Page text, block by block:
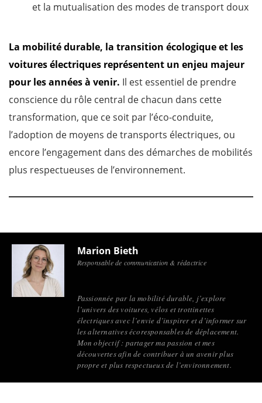
et la mutualisation des modes de transport doux
La mobilité durable, la transition écologique et les
voitures électriques représentent un enjeu majeur
pour les années à venir. Il est essentiel de prendre
conscience du rôle central de chacun dans cette
transformation, que ce soit par l’éco-conduite,
l’adoption de moyens de transports électriques, ou
encore l’engagement dans des démarches de mobilités
plus respectueuses de l’environnement.
Marion Bieth
Responsable de communication & rédactrice
Passionnée par la mobilité durable, j’explore
l’univers des voitures, vélos et trottinettes
électriques avec l’envie d’inspirer et d’informer sur
les alternatives écoresponsables de déplacement.
Mon objectif : partager ma passion et mes
découvertes afin de contribuer à un avenir plus
propre et plus respectueux de l’environnement.